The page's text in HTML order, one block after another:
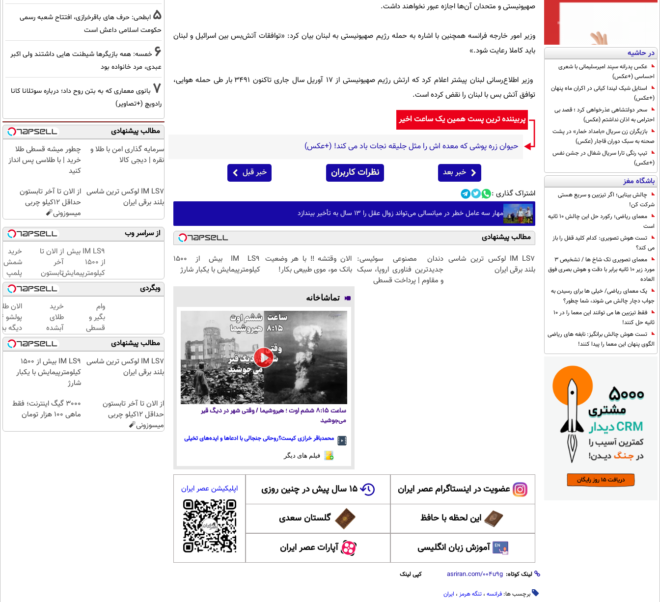
در حاشیه
عکس پدرانه سپند امیرسلیمانی با شعری
احساسی (+عکس)
استایل شیک لیندا کیانی در اکران ماه پنهان
(+عکس)
سحر دولتشاهی عذرخواهی کرد ؛ قصد بی
احترامی به اذان نداشتم (عکس)
بازیگران زن سریال «بامداد خمار» در پشت
صحنه به سبک دوران قاجار (عکس)
تیپ رنگی تارا سریال شغال در جشن نفس
(+عکس)
باشگاه مغز
چالش بینایی؛ اگر تیزبین و سریع هستی
شرکت کن!
معمای ریاضی؛ رکورد حل این چالش 10 ثانیه
است
تست هوش تصویری: کدام کلید قفل را باز
می کند؟
معمای تصویری تک شاخ ها / تشخیص 3
مورد زیر 10 ثانیه برابر با دقت و هوش بصری فوق
العاده
یک معمای ریاضی/ خیلی ها برای رسیدن به
جواب دچار چالش می شوند، شما چطور؟
فقط تیزبین ها می توانند این معما را در 10
ثانیه حل کنند!
تست هوش چالش برانگیز: نابغه های ریاضی
الگوی پنهان این معما را پیدا کنند!
صهیونیستی و متحدان آن‌ها اجازه عبور نخواهند داشت.
وزیر امور خارجه فرانسه همچنین با اشاره به حمله رژیم صهیونیستی به لبنان بیان کرد: «توافقات آتش‌بس بین اسرائیل و لبنان
باید کاملا رعایت شود.»
وزیر اطلاع‌رسانی لبنان پیشتر اعلام کرد که ارتش رژیم صهیونیستی از ۱۷ آوریل سال جاری تاکنون ۳۴۹۱ بار طی حمله هوایی،
توافق آتش بس با لبنان را نقض کرده است.
پربیننده ترین پست همین یک ساعت اخیر
حیوان زره پوشی که معده اش را مثل جلیقه نجات باد می کند! (+عکس)
خبر بعد نظرات کاربران خبر قبل
اشتراک گذاری :
مهار سه عامل خطر در میانسالی می‌تواند زوال عقل را ۱۳ سال به تأخیر بیندازد
مطالب پیشنهادی
IM LS7 لوکس ترین شاسی
بلند برقی ایران
دندان مصنوعی سوئیسی:
جدیدترین فناوری اروپا، سبک
و مقاوم | پرداخت قسطی
الان وقتشه‼️ با هر وضعیت
بانک مو، موی طبیعی بکار!
IM LS9 بیش از 1500
کیلومترپیمایش با یکبار شارژ
تماشاخانه
ساعت ۸:۱۵ ششم اوت ؛ هیروشیما / وقتی شهر در دیگ قیر
می‌جوشید
محمدباقر خرازی کیست؟روحانی جنجالی با ادعاها و ایده‌های تخیلی
فیلم های دیگر
عضویت در اینستاگرام عصر ایران ۱۵ سال پیش در چنین روزی
این لحظه با حافظ گلستان سعدی
آموزش زبان انگلیسی آپارات عصر ایران
اپلیکیشن عصر ایران
لینک کوتاه: کپی لینک
برچسب ها: فرانسه ، تنگه هرمز ، ایران
5 ابطحی: حرف های باقرخرازی، افتتاح شعبه رسمی
حکومت اسلامی داعش است
6 خمسه: همه بازیگرها شیطنت هایی داشتند ولی اکبر
عبدی، مرد خانواده بود
7 بانوی معماری که به بتن روح داد؛ درباره سوتلانا کانا
رادویچ (+تصاویر)
مطالب پیشنهادی
سرمایه گذاری امن با طلا و
نقره | دیجی کالا
چطور میشه قسطی طلا
خرید | با طلاسی پس انداز
کنید
IM LS7 لوکس ترین شاسی
بلند برقی ایران
از الان تا آخر تابستون
حداقل 12کیلو چربی
میسوزونی🧨
از سراسر وب
IM LS9 بیش
از 1500
کیلومترپیمایش
با یکبار شارژ
از الان تا
آخر
تابستون
حداقل
12کیلو
چربی
میسوزونی
🧨
خرید
شمش
پلمپ
طلاسی،
از ۰.۵
گرم تا
۱۰ گرم
وبگردی
وام
بگیر و
قسطی
طلا
بخر!
چی از
احراز
خرید
طلای
آبشده
حتی با
۱۰۰هزارتومان
الان
دیگه
طلا با
بی‌بهره
مطالب پیشنهادی
IM LS7 لوکس ترین شاسی
بلند برقی ایران
IM LS9 بیش از 1500
کیلومترپیمایش با یکبار
شارژ
از الان تا آخر تابستون
حداقل 12کیلو چربی
میسوزونی🧨
3000 گیگ اینترنت؛ فقط
ماهی 100 هزار تومان